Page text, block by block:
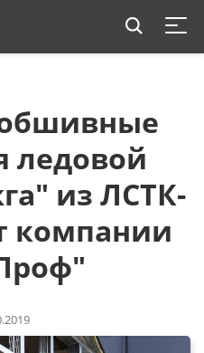
ледовой
из ЛСТК-
компании